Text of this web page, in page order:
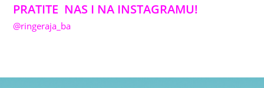
PRATITE NAS I NA INSTAGRAMU!
@ringeraja_ba